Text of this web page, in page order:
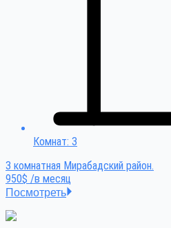
Комнат: 3
3 комнатная Мирабадский район.
950$ /в месяц
Посмотреть